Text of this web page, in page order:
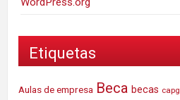
Etiquetas
Aulas de empresa Beca becas